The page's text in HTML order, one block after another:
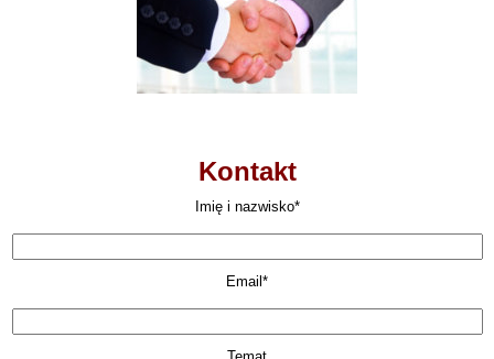
Kontakt
Imię i nazwisko*
Email*